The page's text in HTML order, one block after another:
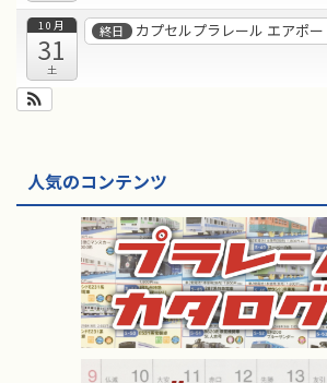
10月
31
土
終日 カプセルプラレール エアポー
人気のコンテンツ